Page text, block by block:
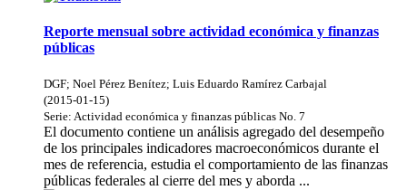
Reporte mensual sobre actividad económica y finanzas
públicas
DGF; Noel Pérez Benítez; Luis Eduardo Ramírez Carbajal
(2015-01-15)
Serie: Actividad económica y finanzas públicas No. 7
El documento contiene un análisis agregado del desempeño
de los principales indicadores macroeconómicos durante el
mes de referencia, estudia el comportamiento de las finanzas
públicas federales al cierre del mes y aborda ...